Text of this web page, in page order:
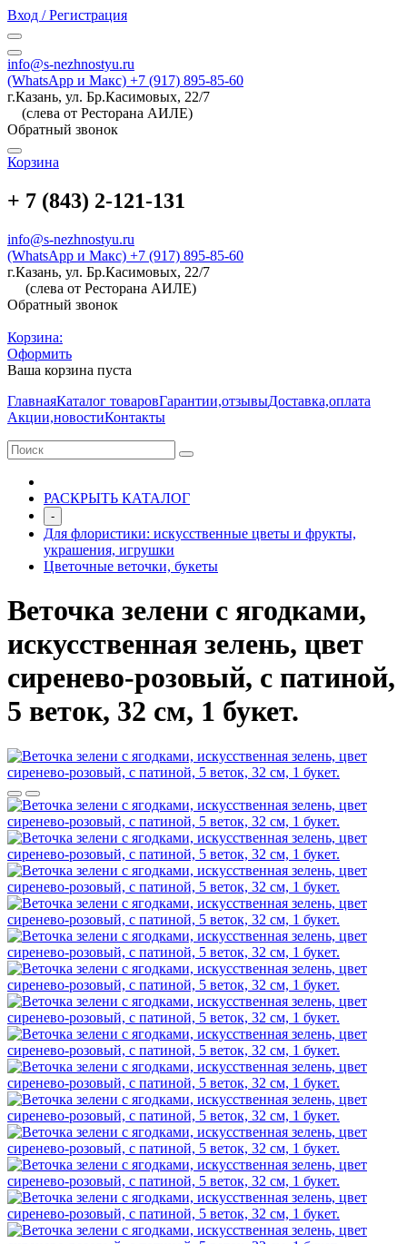
Вход / Регистрация
info@s-nezhnostyu.ru
(WhatsApp и Макс) +7 (917) 895-85-60
г.Казань, ул. Бр.Касимовых, 22/7
(слева от Ресторана АИЛЕ)
Обратный звонок
Корзина
+ 7 (843) 2-121-131
info@s-nezhnostyu.ru
(WhatsApp и Макс) +7 (917) 895-85-60
г.Казань, ул. Бр.Касимовых, 22/7
(слева от Ресторана АИЛЕ)
Обратный звонок
Корзина:
Оформить
Ваша корзина пуста
ГлавнаяКаталог товаровГарантии,отзывыДоставка,оплата
Акции,новостиКонтакты
РАСКРЫТЬ КАТАЛОГ
-
Для флористики: искусственные цветы и фрукты,
украшения, игрушки
Цветочные веточки, букеты
Веточка зелени с ягодками,
искусственная зелень, цвет
сиренево-розовый, с патиной,
5 веток, 32 см, 1 букет.